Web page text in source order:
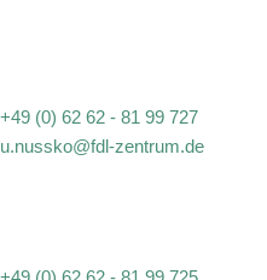
+49 (0) 62 62 - 81 99 727
u.nussko@fdl-zentrum.de